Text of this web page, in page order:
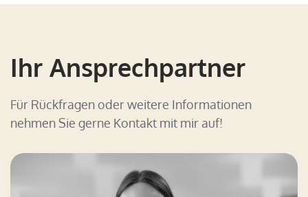
Ihr Ansprechpartner
Für Rückfragen oder weitere Informationen
nehmen Sie gerne Kontakt mit mir auf!